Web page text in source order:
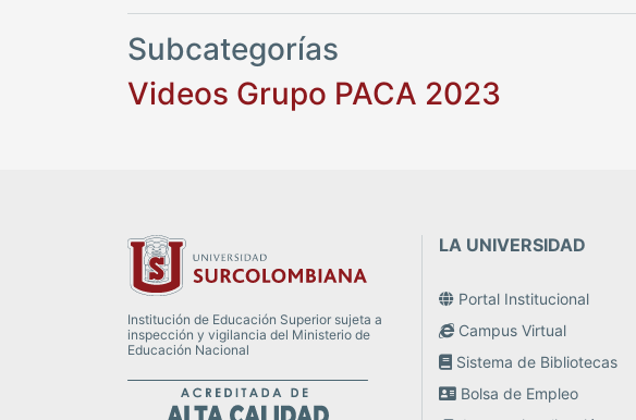
Subcategorías
Videos Grupo PACA 2023
Institución de Educación Superior sujeta a
inspección y vigilancia del Ministerio de
Educación Nacional
LA UNIVERSIDAD
Portal Institucional
Campus Virtual
Sistema de Bibliotecas
Bolsa de Empleo